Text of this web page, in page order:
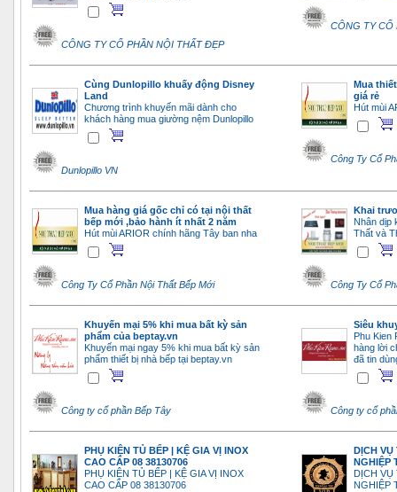
CÔNG TY CỔ PHẦN NỘI THẤT ĐẸP
CÔNG TY CỔ
Cùng Dunlopillo khuấy động Disney
Land
Chương trình khuyến mãi dành cho
khách hàng mua giường nệm Dunlopillo
Dunlopillo VN
Mua
giá rẻ
Hút mùi
Công Ty Cổ
Mua hàng giá gốc chỉ có tại nội thất
bếp mới ,bảo hành ít nhất 2 năm
Hút mùi ARIOR chính hãng Tây ban nha
Công Ty Cổ Phần Nội Thất Bếp Mới
Khai
Nhân dịp
Thất và
Công Ty Cổ
Khuyến mại 5% khi mua bất kỳ sản
phẩm của beptay.vn
Khuyến mại ngay 5% khi mua bất kỳ sản
phẩm thiết bị nhà bếp tại beptay.vn
Công ty cổ phần Bếp Tây
Siêu
Phu Kien
hàng lời
đã tin
Công ty cổ
PHỤ KIỆN TỦ BẾP | KỆ GIA VỊ INOX
CAO CẤP 08 38130706
PHỤ KIỆN TỦ BẾP | KỆ GIA VỊ INOX
CAO CẤP 08 38130706
DỊCH
NGHIỆP
DỊCH
NGHIỆP